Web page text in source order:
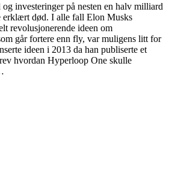
investeringer på nesten en halv milliard
erklært død. I alle fall Elon Musks
revolusjonerende ideen om
går fortere enn fly, var muligens litt for
ideen i 2013 da han publiserte et
hvordan Hyperloop One skulle